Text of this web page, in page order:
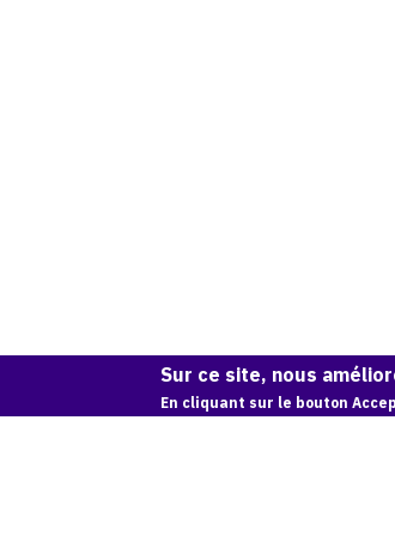
Sur ce site, nous
En cliquant sur le bouton